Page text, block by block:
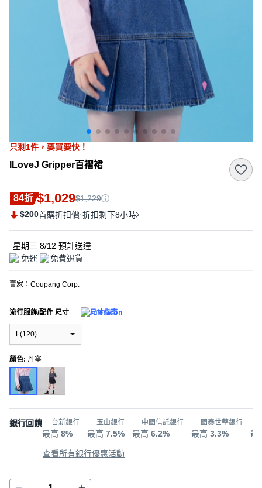
只剩1件， 要買要快！
ILoveJ Gripper百褶裙
84折 $1,029$1,229
$200首購折扣價·折扣剩下8小時
星期三 8/12 預計送達
免運
免費退貨
賣家： Coupang Corp.
流行服飾/配件 尺寸 尺寸指南
L(120)
顏色: 丹寧
銀行回饋 台新銀行
最高 8%
玉山銀行
最高 7.5%
中國信託銀行
最高 6.2%
國泰世華銀行
最高 3.3% 最
查看所有銀行優惠活動